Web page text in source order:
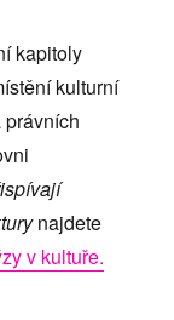
kapitoly
kulturní
právních
ispívají
najdete
v kultuře.